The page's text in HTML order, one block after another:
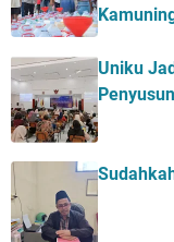
Uniku